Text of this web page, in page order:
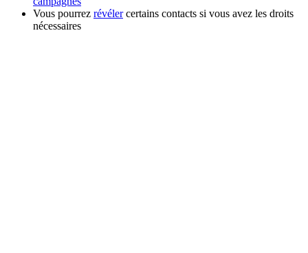
Vous pourrez révélercertains contacts si vous avez les droits
nécessaires